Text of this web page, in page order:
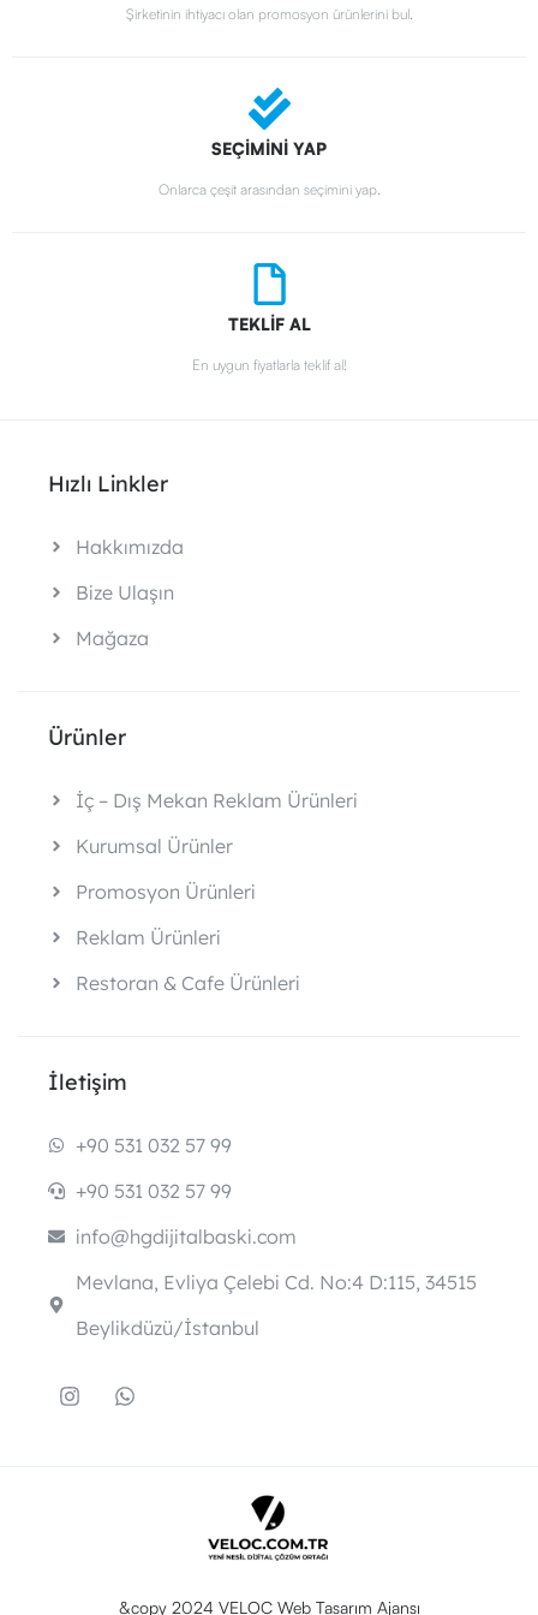
Şirketinin ihtiyacı olan promosyon ürünlerini bul.
SEÇİMİNİ YAP
Onlarca çeşit arasından seçimini yap.
TEKLİF AL
En uygun fiyatlarla teklif al!
Hızlı Linkler
Hakkımızda
Bize Ulaşın
Mağaza
Ürünler
İç – Dış Mekan Reklam Ürünleri
Kurumsal Ürünler
Promosyon Ürünleri
Reklam Ürünleri
Restoran & Cafe Ürünleri
İletişim
+90 531 032 57 99
+90 531 032 57 99
info@hgdijitalbaski.com
Mevlana, Evliya Çelebi Cd. No:4 D:115, 34515
Beylikdüzü/İstanbul
&copy 2024 VELOC Web Tasarım Ajansı